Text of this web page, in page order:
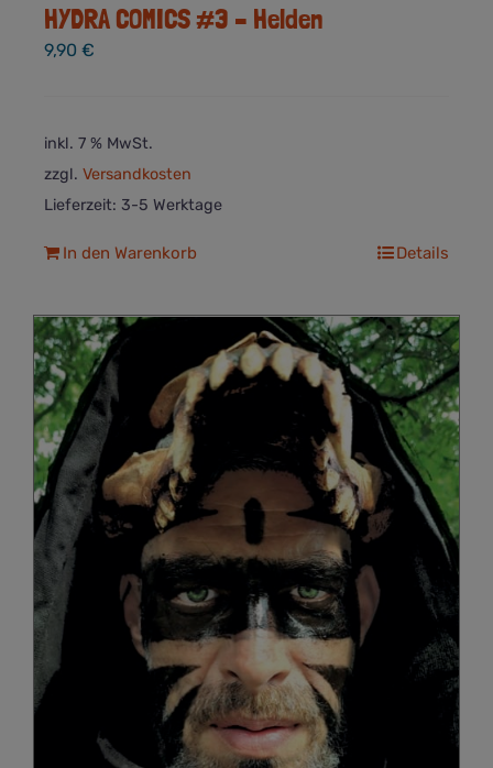
HYDRA COMICS #3 – Helden
9,90 €
inkl. 7 % MwSt.
zzgl. Versandkosten
Lieferzeit: 3-5 Werktage
In den Warenkorb Details